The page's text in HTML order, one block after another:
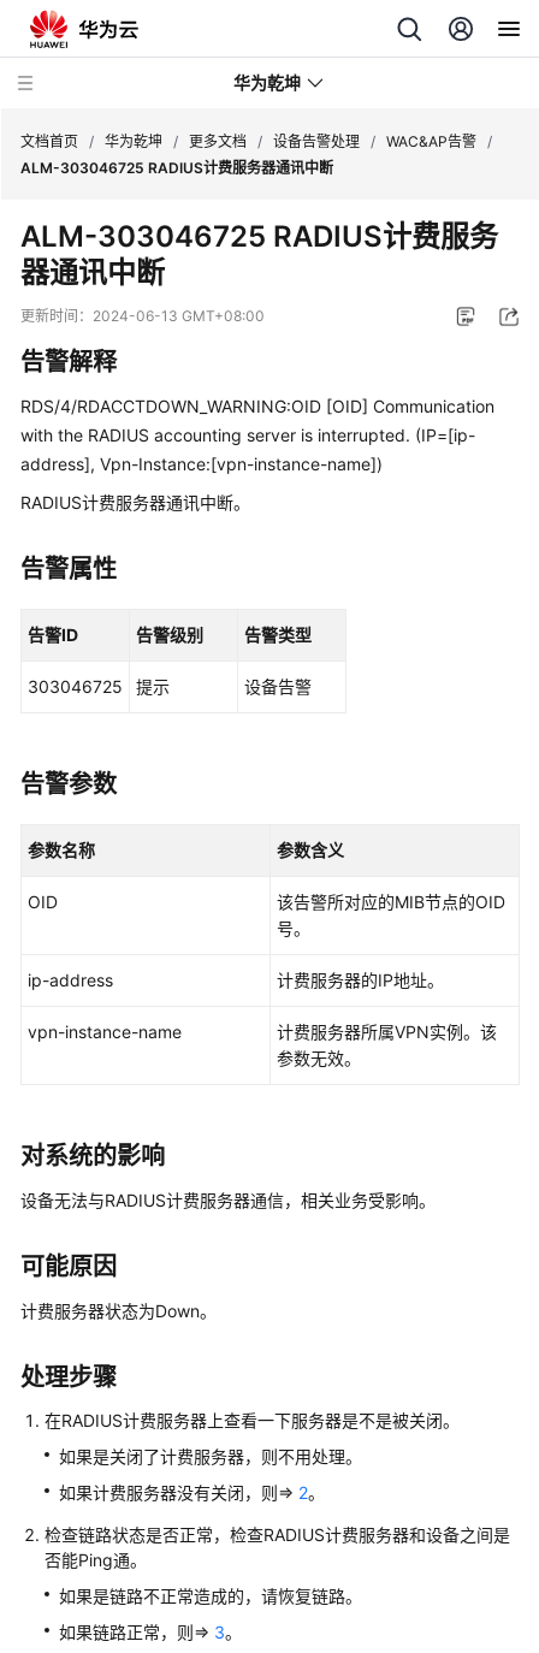
华为乾坤
全
云
务
云
管
理
网
为
解
方
华
坤
乾
坤-
操
为
坤-
操
作
更
文
档
格
清
文档首页 / 华为乾坤 / 更多文档 / 设备告警处理 / WAC&AP告警 /
ALM-303046725 RADIUS计费服务器通讯中断
ALM-303046725 RADIUS计费服务
器通讯中断
更新时间： 2024-06-13 GMT+08:00
告警解释
RDS/4/RDACCTDOWN_WARNING:OID [OID] Communication
with the RADIUS accounting server is interrupted. (IP=[ip-
address], Vpn-Instance:[vpn-instance-name])
RADIUS计费服务器通讯中断。
告警属性
告警ID 告警级别 告警类型
303046725 提示 设备告警
告警参数
参数名称 参数含义
OID
该告警所对应的MIB节点的OID
号。
ip-address 计费服务器的IP地址。
vpn-instance-name
计费服务器所属VPN实例。该
参数无效。
对系统的影响
设备无法与RADIUS计费服务器通信，相关业务受影响。
可能原因
计费服务器状态为Down。
处理步骤
在RADIUS计费服务器上查看一下服务器是不是被关闭。
如果是关闭了计费服务器，则不用处理。
如果计费服务器没有关闭，则=> 2。
检查链路状态是否正常，检查RADIUS计费服务器和设备之间是
否能Ping通。
如果是链路不正常造成的，请恢复链路。
如果链路正常，则=> 3。